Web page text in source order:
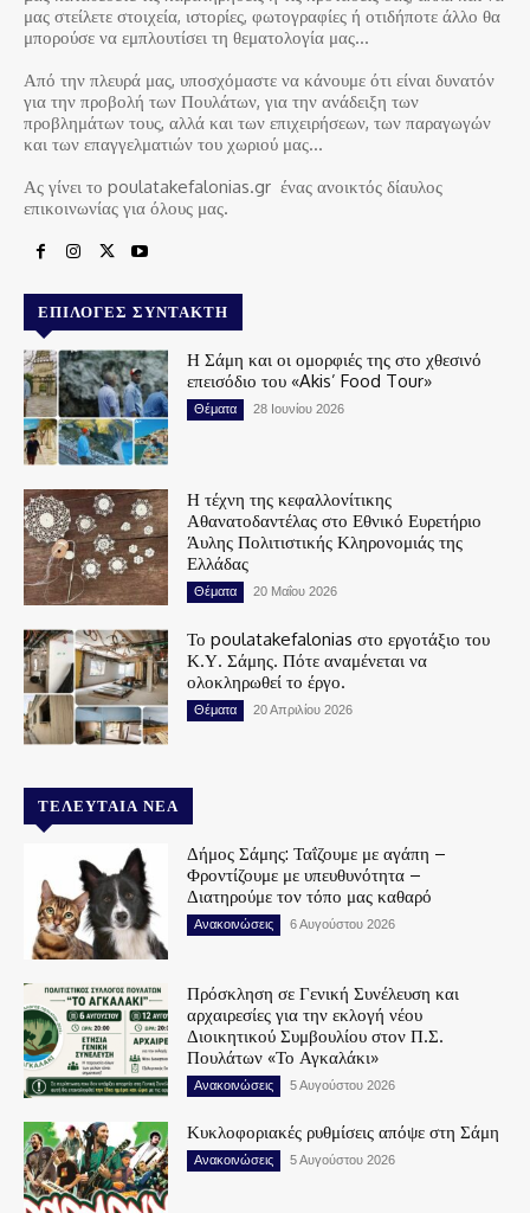
μας στείλετε στοιχεία, ιστορίες, φωτογραφίες ή οτιδήποτε άλλο θα
μπορούσε να εμπλουτίσει τη θεματολογία μας…
Από την πλευρά μας, υποσχόμαστε να κάνουμε ότι είναι δυνατόν
για την προβολή των Πουλάτων, για την ανάδειξη των
προβλημάτων τους, αλλά και των επιχειρήσεων, των παραγωγών
και των επαγγελματιών του χωριού μας…
Ας γίνει το poulatakefalonias.gr ένας ανοικτός δίαυλος
επικοινωνίας για όλους μας.
ΕΠΙΛΟΓΈΣ ΣΥΝΤΆΚΤΗ
Η Σάμη και οι ομορφιές της στο χθεσινό
επεισόδιο του «Akis’ Food Tour»
Θέματα 28 Ιουνίου 2026
Η τέχνη της κεφαλλονίτικης
Αθανατοδαντέλας στο Εθνικό Ευρετήριο
Άυλης Πολιτιστικής Κληρονομιάς της
Ελλάδας
Θέματα 20 Μαΐου 2026
Το poulatakefalonias στο εργοτάξιο του
Κ.Υ. Σάμης. Πότε αναμένεται να
ολοκληρωθεί το έργο.
Θέματα 20 Απριλίου 2026
ΤΕΛΕΥΤΑΊΑ ΝΈΑ
Δήμος Σάμης: Ταΐζουμε με αγάπη –
Φροντίζουμε με υπευθυνότητα –
Διατηρούμε τον τόπο μας καθαρό
Ανακοινώσεις 6 Αυγούστου 2026
Πρόσκληση σε Γενική Συνέλευση και
αρχαιρεσίες για την εκλογή νέου
Διοικητικού Συμβουλίου στον Π.Σ.
Πουλάτων «Το Αγκαλάκι»
Ανακοινώσεις 5 Αυγούστου 2026
Κυκλοφοριακές ρυθμίσεις απόψε στη Σάμη
Ανακοινώσεις 5 Αυγούστου 2026